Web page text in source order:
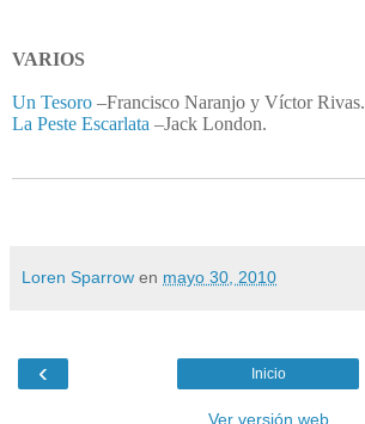
VARIOS
Un Tesoro –Francisco Naranjo y Víctor Rivas.
La Peste Escarlata –Jack London.
Loren Sparrow en mayo 30, 2010
‹ Inicio
Ver versión web